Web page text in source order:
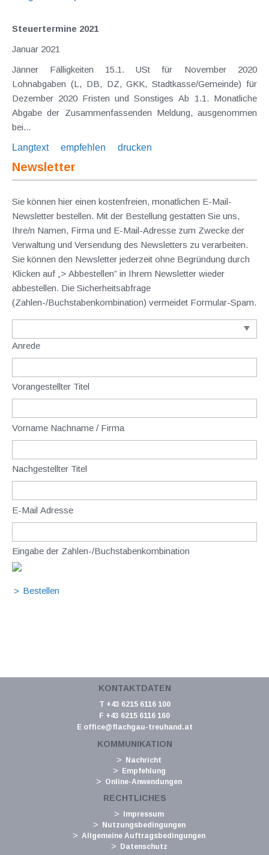
Steuertermine 2021
Januar 2021
Jänner Fälligkeiten 15.1. USt für November 2020
Lohnabgaben (L, DB, DZ, GKK, Stadtkasse/Gemeinde) für
Dezember 2020 Fristen und Sonstiges Ab 1.1. Monatliche
Abgabe der Zusammenfassenden Meldung, ausgenommen
bei...
Langtext
empfehlen drucken
Newsletter
Sie können hier einen kostenfreien, monatlichen E-Mail-
Newsletter bestellen. Mit der Bestellung gestatten Sie uns,
Ihre/n Namen, Firma und E-Mail-Adresse zum Zwecke der
Verwaltung und Versendung des Newsletters zu verarbeiten.
Sie können den Newsletter jederzeit ohne Begründung durch
Klicken auf „> Abbestellen” in Ihrem Newsletter wieder
abbestellen. Die Sicherheitsabfrage
(Zahlen-/Buchstabenkombination) vermeidet Formular-Spam.
Anrede
Vorangestellter Titel
Vorname Nachname / Firma
Nachgestellter Titel
E-Mail Adresse
Eingabe der Zahlen-/Buchstabenkombination
KONTAKTDATEN
T +43 6215 6116 100
F +43 6215 6116 160
E office@flachgau-treuhand.at
KOMMUNIKATION
Nachricht
Empfehlung
Online-Anwendungen
RECHTLICHES
Impressum
Nutzungsbedingungen
Allgemeine Auftragsbedingungen
Datenschutz